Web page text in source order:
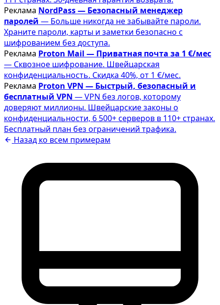
Реклама NordPass — Безопасный менеджер
паролей — Больше никогда не забывайте пароли.
Храните пароли, карты и заметки безопасно с
шифрованием без доступа.
Реклама Proton Mail — Приватная почта за 1 €/мес
— Сквозное шифрование. Швейцарская
конфиденциальность. Скидка 40%, от 1 €/мес.
Реклама Proton VPN — Быстрый, безопасный и
бесплатный VPN — VPN без логов, которому
доверяют миллионы. Швейцарские законы о
конфиденциальности, 6 500+ серверов в 110+ странах.
Бесплатный план без ограничений трафика.
Назад ко всем примерам